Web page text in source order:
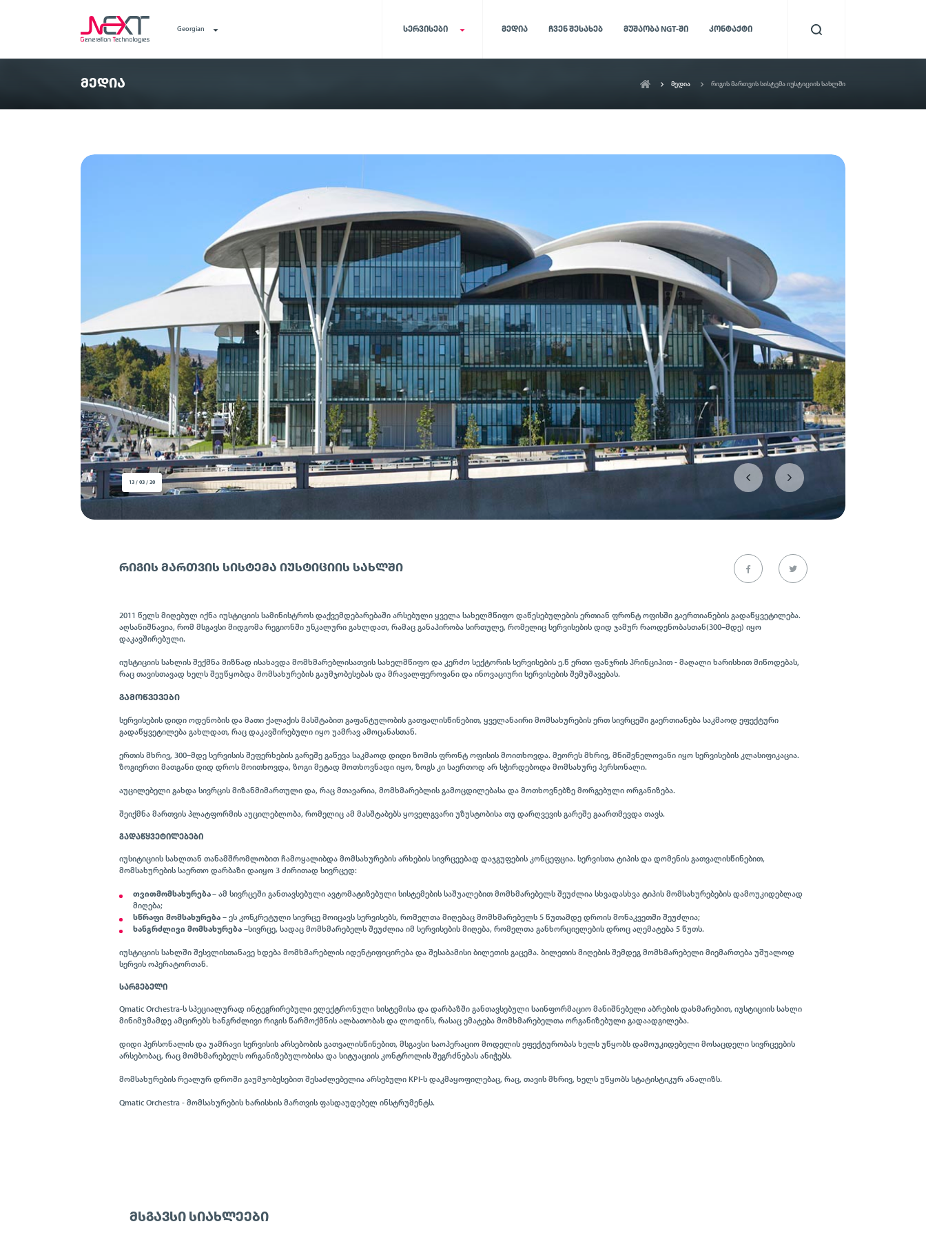
Georgian ᲡᲔᲠᲕᲘᲡᲔᲑᲘ
შეფასების შესაძლებლობა
ᲛᲔᲓᲘᲐ ᲩᲕᲔᲜ ᲨᲔᲡᲐᲮᲔᲑ ᲛᲣᲨᲐᲝᲑᲐ NGT-ᲨᲘ ᲙᲝᲜᲢᲐᲥᲢᲘ
ᲛᲔᲓᲘᲐ მედია რიგის მართვის სისტემა იუსტიციის სახლში
13 / 03 / 20
ᲠᲘᲒᲘᲡ ᲛᲐᲠᲗᲕᲘᲡ ᲡᲘᲡᲢᲔᲛᲐ ᲘᲣᲡᲢᲘᲪᲘᲘᲡ ᲡᲐᲮᲚᲨᲘ
2011 წელს მიღებულ იქნა იუსტიციის სამინისტროს დაქვემდებარებაში არსებული ყველა სახელმწიფო დაწესებულების ერთიან ფრონტ ოფისში გაერთიანების გადაწყვეტილება.
აღსანიშნავია, რომ მსგავსი მიდგომა რეგიონში უნკალური გახლდათ, რამაც განაპირობა სირთულე, რომელიც სერვისების დიდ ჯამურ რაოდენობასთან(300–მდე) იყო
დაკავშირებული.
იუსტიციის სახლის შექმნა მიზნად ისახავდა მომხმარებლისათვის სახელმწიფო და კერძო სექტორის სერვისების ე.წ ერთი ფანჯრის პრინციპით - მაღალი ხარისხით მიწოდებას,
რაც თავისთავად ხელს შეუწყობდა მომსახურების გაუმჯობესებას და მრავალფეროვანი და ინოვაციური სერვისების შემუშავებას.
ᲒᲐᲛᲝᲬᲕᲔᲕᲔᲑᲘ
სერვისების დიდი ოდენობის და მათი ქალაქის მასშტაბით გაფანტულობის გათვალისწინებით, ყველანაირი მომსახურების ერთ სივრცეში გაერთიანება საკმაოდ ეფექტური
გადაწყვეტილება გახლდათ, რაც დაკავშირებული იყო უამრავ ამოცანასთან.
ერთის მხრივ, 300–მდე სერვისის შეფერხების გარეშე გაწევა საკმაოდ დიდი ზომის ფრონტ ოფისის მოითხოვდა. მეორეს მხრივ, მნიშვნელოვანი იყო სერვისების კლასიფიკაცია.
ზოგიერთი მათგანი დიდ დროს მოითხოვდა, ზოგი მეტად მოთხოვნადი იყო, ზოგს კი საერთოდ არ სჭირდებოდა მომსახურე პერსონალი.
აუცილებელი გახდა სივრცის მიზანმიმართული და, რაც მთავარია, მომხმარებლის გამოცდილებასა და მოთხოვნებზე მორგებული ორგანიზება.
შეიქმნა მართვის პლატფორმის აუცილებლობა, რომელიც ამ მასშტაბებს ყოველგვარი უზუსტობისა თუ დარღვევის გარეშე გაართმევდა თავს.
ᲒᲐᲓᲐᲬᲧᲕᲔᲢᲘᲚᲔᲑᲔᲑᲘ
იუსიტიციის სახლთან თანამშრომლობით ჩამოყალიბდა მომსახურების არხების სივრცეებად დაჯგუფების კონცეფცია. სერვისთა ტიპის და დომენის გათვალისწინებით,
მომსახურების საერთო დარბაზი დაიყო 3 ძირითად სივრცედ:
თვითმომსახურება– ამ სივრცეში განთავსებული ავტომატიზებული სისტემების საშუალებით მომხმარებელს შეუძლია სხვადასხვა ტიპის მომსახურებების დამოუკიდებლად
მიღება;
სწრაფი მომსახურება– ეს კონკრეტული სივრცე მოიცავს სერვისებს, რომელთა მიღებაც მომხმარებელს 5 წუთამდე დროის მონაკვეთში შეუძლია;
ხანგრძლივი მომსახურება–სივრცე, სადაც მომხმარებელს შეუძლია იმ სერვისების მიღება, რომელთა განხორციელების დროც აღემატება 5 წუთს.
იუსტიციის სახლში შესვლისთანავე ხდება მომხმარებლის იდენტიფიცირება და შესაბამისი ბილეთის გაცემა. ბილეთის მიღების შემდეგ მომხმარებელი მიემართება უშუალოდ
სერვის ოპერატორთან.
ᲡᲐᲠᲒᲔᲑᲔᲚᲘ
Qmatic Orchestra-ს სპეციალურად ინტეგრირებული ელექტრონული სისტემისა და დარბაზში განთავსებული საინფორმაციო მანიშნებელი აბრების დახმარებით, იუსტიციის სახლი
მინიმუმამდე ამცირებს ხანგრძლივი რიგის წარმოქმნის ალბათობას და ლოდინს, რასაც ემატება მომხმარებელთა ორგანიზებული გადაადგილება.
დიდი პერსონალის და უამრავი სერვისის არსებობის გათვალისწინებით, მსგავსი საოპერაციო მოდელის ეფექტურობას ხელს უწყობს დამოუკიდებელი მოსაცდელი სივრცეების
არსებობაც, რაც მომხმარებელს ორგანიზებულობისა და სიტუაციის კონტროლის შეგრძნებას ანიჭებს.
მომსახურების რეალურ დროში გაუმჯობესებით შესაძლებელია არსებული KPI-ს დაკმაყოფილებაც, რაც, თავის მხრივ, ხელს უწყობს სტატისტიკურ ანალიზს.
Qmatic Orchestra - მომსახურების ხარისხის მართვის ფასდაუდებელ ინსტრუმენტს.
ᲛᲡᲒᲐᲕᲡᲘ ᲡᲘᲐᲮᲚᲔᲔᲑᲘ